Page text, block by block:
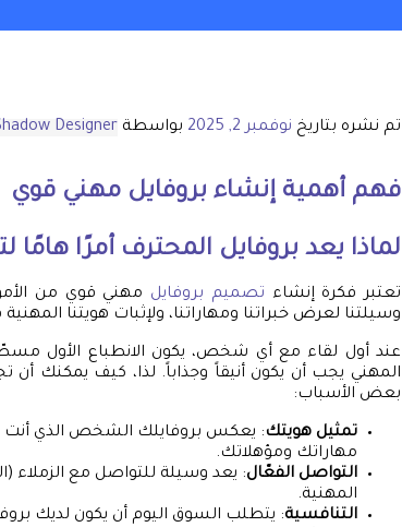
تم نشره بتاريخ نوفمبر 2, 2025 بواسطة Designer
فهم أهمية إنشاء بروفايل مهني قوي
لماذا يعد بروفايل المحترف أمرًا
تعتبر فكرة إنشاء تصميم بروفايل مهني قوي من
وسيلتنا لعرض خبراتنا ومهاراتنا، ولإثبات هويتنا
عند أول لقاء مع أي شخص، يكون الانطباع الأول
المهني يجب أن يكون أنيقاً وجذاباً. لذا، كيف يمكنك
بعض الأسباب:
تمثيل هويتك: يعكس بروفايلك الشخص الذي أنت
مهاراتك ومؤهلاتك.
التواصل الفعّال: يعد وسيلة للتواصل مع
المهنية.
التنافسية: يتطلب السوق اليوم أن يكون لديك